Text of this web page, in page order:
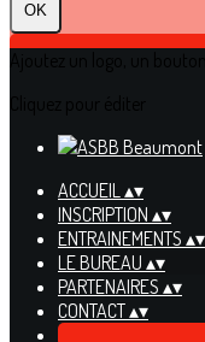
OK
ACCUEIL▴▾
INSCRIPTION ▴▾
ENTRAINEMENTS ▴▾
LE BUREAU ▴▾
PARTENAIRES ▴▾
CONTACT▴▾